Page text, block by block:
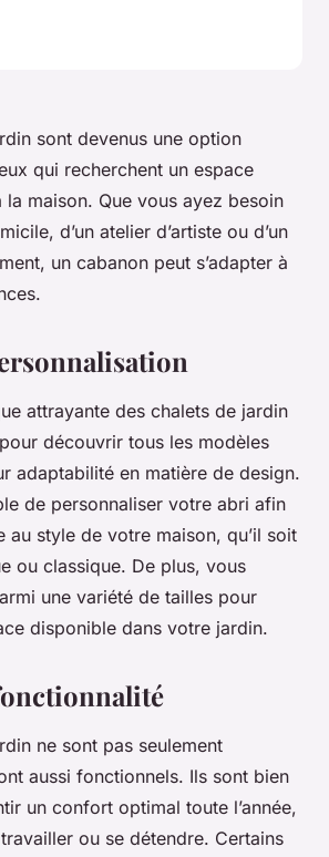
sont devenus une option
qui recherchent un espace
la maison. Que vous ayez besoin
d’un atelier d’artiste ou d’un
un cabanon peut s’adapter à
attrayante des chalets de jardin
pour découvrir tous les modèles
adaptabilité en matière de design.
de personnaliser votre abri afin
au style de votre maison, qu’il soit
ou classique. De plus, vous
une variété de tailles pour
disponible dans votre jardin.
ne sont pas seulement
aussi fonctionnels. Ils sont bien
un confort optimal toute l’année,
ou se détendre. Certains